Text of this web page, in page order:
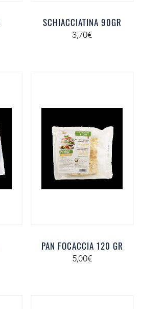
SCHIACCIATINA 90GR
3,70€
PAN FOCACCIA 120 GR
5,00€